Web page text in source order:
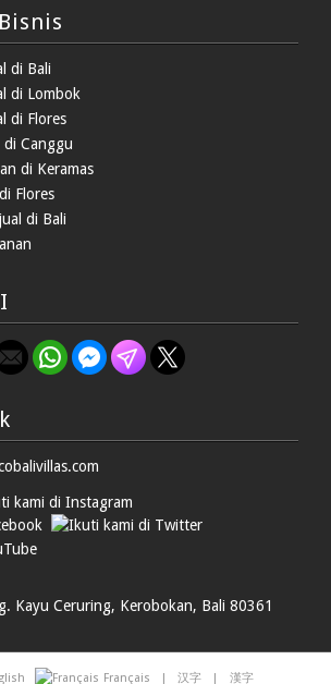
di Bali
di Lombok
di Flores
di Canggu
di Keramas
Flores
di Bali
Kayu Ceruring, Kerobokan, Bali 80361
Français |汉字 | 漢字